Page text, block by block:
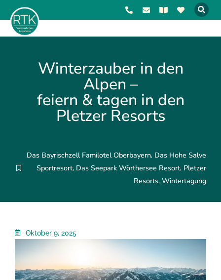
Winterzauber in den
Alpen –
feiern & tagen in den
Pletzer Resorts
Das Bayrischzell Familotel Oberbayern, Das Hohe Salve
Sportresort, Das Seepark Wörthersee Resort, Pletzer
Resorts, Wintertagung
Oktober 9, 2025